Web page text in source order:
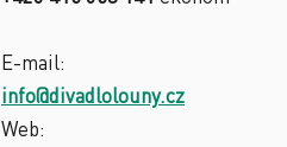
E-mail:
info@divadlolouny.cz
Web: